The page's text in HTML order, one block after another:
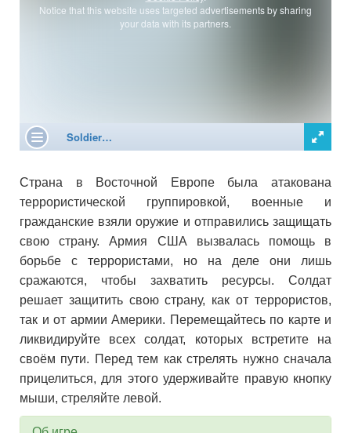
Страна в Восточной Европе была атакована
террористической группировкой, военные и
гражданские взяли оружие и отправились защищать
свою страну. Армия США вызвалась помощь в
борьбе с террористами, но на деле они лишь
сражаются, чтобы захватить ресурсы. Солдат
решает защитить свою страну, как от террористов,
так и от армии Америки. Перемещайтесь по карте и
ликвидируйте всех солдат, которых встретите на
своём пути. Перед тем как стрелять нужно сначала
прицелиться, для этого удерживайте правую кнопку
мыши, стреляйте левой.